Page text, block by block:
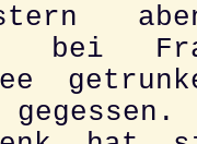
bei
gegessen.